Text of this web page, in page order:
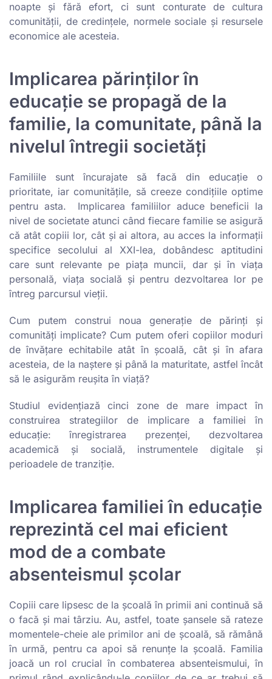
noapte și fără efort, ci sunt conturate de cultura
comunității, de credințele, normele sociale și resursele
economice ale acesteia.
Implicarea părinților în
educație se propagă de la
familie, la comunitate, până la
nivelul întregii societăți
Familiile sunt încurajate să facă din educație o
prioritate, iar comunitățile, să creeze condițiile optime
pentru asta. Implicarea familiilor aduce beneficii la
nivel de societate atunci când fiecare familie se asigură
că atât copiii lor, cât și ai altora, au acces la informații
specifice secolului al XXI-lea, dobândesc aptitudini
care sunt relevante pe piața muncii, dar și în viața
personală, viața socială și pentru dezvoltarea lor pe
întreg parcursul vieții.
Cum putem construi noua generație de părinți și
comunități implicate? Cum putem oferi copiilor moduri
de învățare echitabile atât în școală, cât și în afara
acesteia, de la naștere și până la maturitate, astfel încât
să le asigurăm reușita în viață?
Studiul evidențiază cinci zone de mare impact în
construirea strategiilor de implicare a familiei în
educație: înregistrarea prezenței, dezvoltarea
academică și socială, instrumentele digitale și
perioadele de tranziție.
Implicarea familiei în educație
reprezintă cel mai eficient
mod de a combate
absenteismul școlar
Copiii care lipsesc de la școală în primii ani continuă să
o facă și mai târziu. Au, astfel, toate șansele să rateze
momentele-cheie ale primilor ani de școală, să rămână
în urmă, pentru ca apoi să renunțe la școală. Familia
joacă un rol crucial în combaterea absenteismului, în